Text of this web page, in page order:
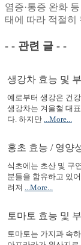
염증·통증 완화
태에 따라 적절히
- - 관련 글 - -
생강차 효능 및
예로부터 생강은 건
생강차는 겨울철 대
다. 하지만
...More...
홍초 효능 / 영양
식초에는 초산 및 구
분들을 함유하고 있
려져
...More...
토마토 효능 및
토마토는 가지과 속